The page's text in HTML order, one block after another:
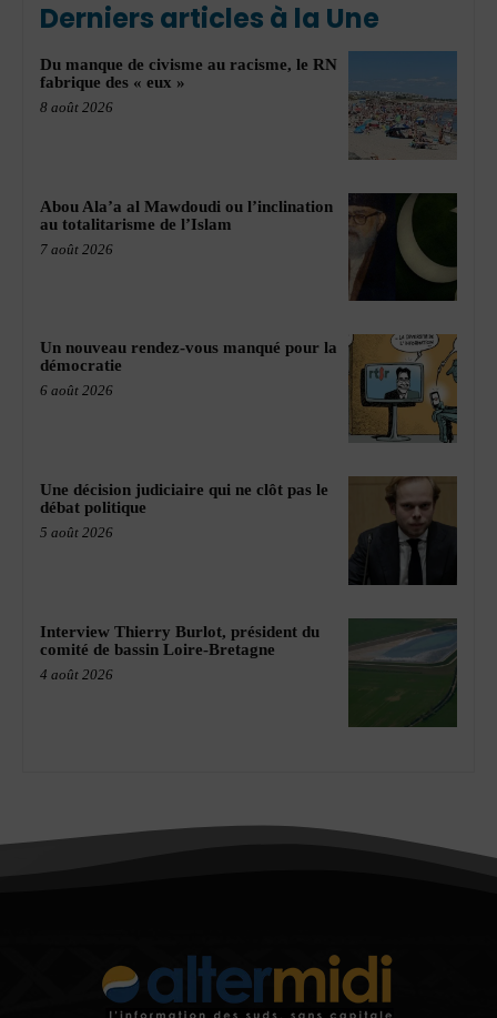
Derniers articles à la Une
Du manque de civisme au racisme, le RN
fabrique des « eux »
8 août 2026
Abou Ala’a al Mawdoudi ou l’inclination
au totalitarisme de l’Islam
7 août 2026
Un nouveau rendez-vous manqué pour la
démocratie
6 août 2026
Une décision judiciaire qui ne clôt pas le
débat politique
5 août 2026
Interview Thierry Burlot, président du
comité de bassin Loire-Bretagne
4 août 2026